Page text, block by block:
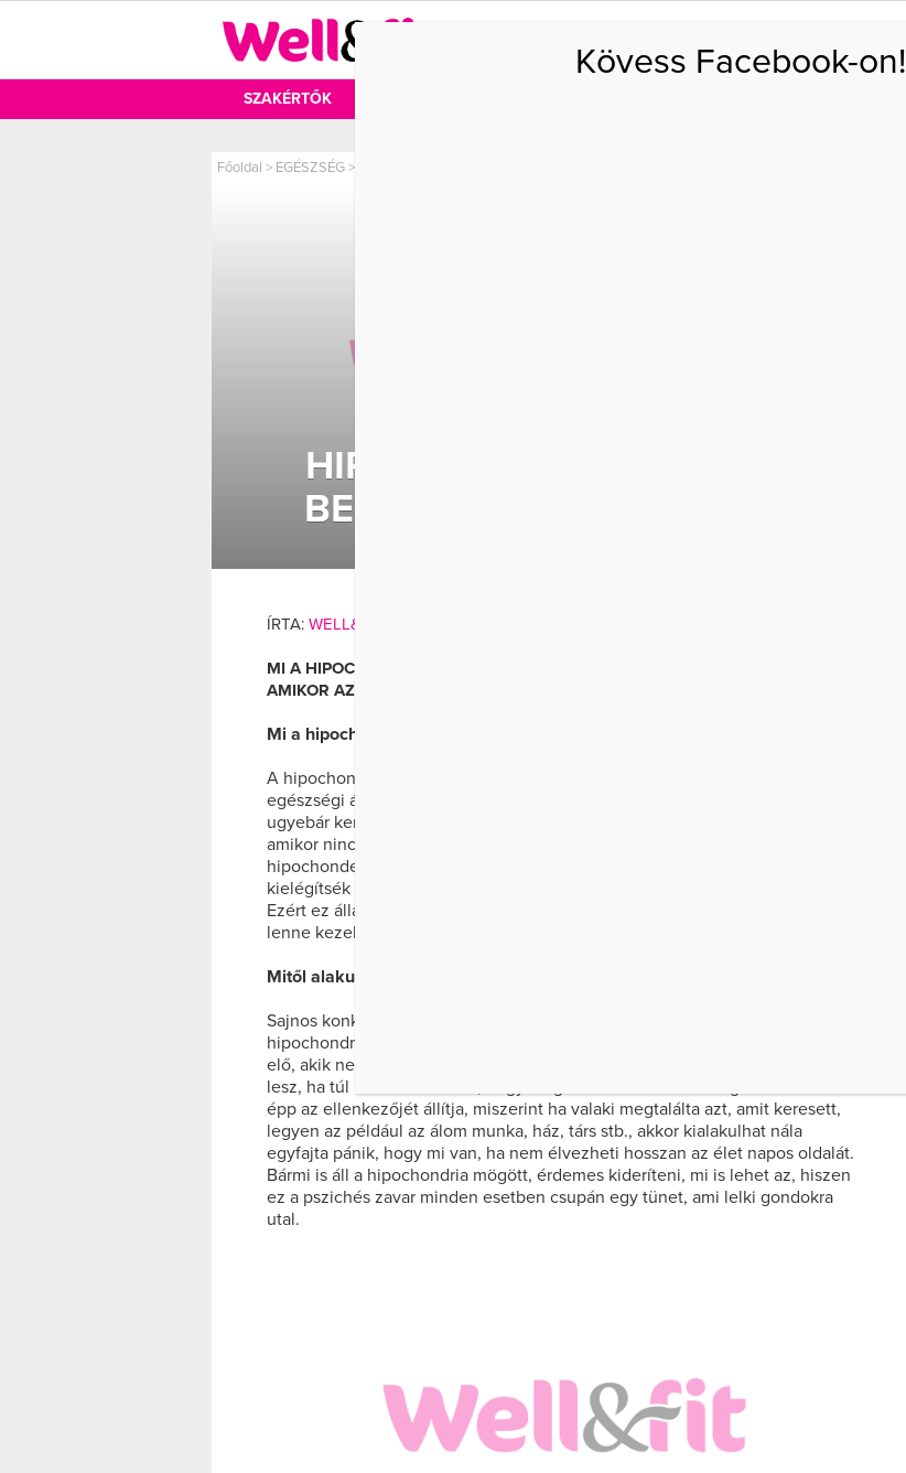
SZAKÉRTŐK
Főoldal > EGÉSZSÉG>
HIPOCHONDRIA, A KÉPZELT
BETEGSÉG. VAGY MÉGSEM?
ÍRTA: WELL&FIT
MI A HIPOCHONDRIA? A HIPOCHONDRIA EGYFAJTA PSZICHÉS ZAVAR,
AMIKOR AZ EMBER EGYFOLYTÁBAN A SAJÁT EGÉSZSÉGI Á
Mi a hipochondria?
A hipochondria egyfajta pszichés zavar, amikor az ember egyfolytában a saját
egészségi állapotával van elfoglalva. Folyton tüneteket keres magán, és aki
ugyebár keres, az előbb-utóbb talál is. Vagy produkál. Ugyanis sokszor,
amikor nincs tényleges, konkrét probléma, akkor bizony a súlyosabb
hipochonderek pszichoszomatikus tünetek is produkálnak, csakhogy
kielégítsék azt a kényszerüket, hogy az egészségük legyen a középpontban.
Ezért ez állandó szorongást, akár depressziót is eredményezhet, így hiba
lenne kezeletlenül hagyni a problémát.
Mitől alakul ki?
Sajnos konkrét magyarázat nincs arra, miért is alakul ki valakinél a
hipochondria, viszont több elmélet is létezik rá. Az egyik szerint azoknál jön
elő, akik nem találták még meg az élet valódi értelmét, így szoronganak, mi
lesz, ha túl késő lesz ahhoz, hogy megkeressék. A másik megközelítés ennek
épp az ellenkezőjét állítja, miszerint ha valaki megtalálta azt, amit keresett,
legyen az például az álom munka, ház, társ stb., akkor kialakulhat nála
egyfajta pánik, hogy mi van, ha nem élvezheti hosszan az élet napos oldalát.
Bármi is áll a hipochondria mögött, érdemes kideríteni, mi is lehet az, hiszen
ez a pszichés zavar minden esetben csupán egy tünet, ami lelki gondokra
utal.
Kövess Facebook-on!